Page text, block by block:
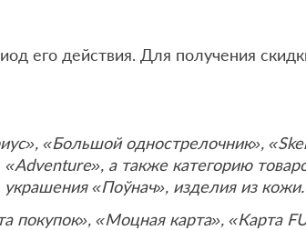
его действия. Для получения
«Большой однострелочник»,
а также категорию
«Поўнач», изделия из кожи.
покупок», «Моцная карта», «Карта